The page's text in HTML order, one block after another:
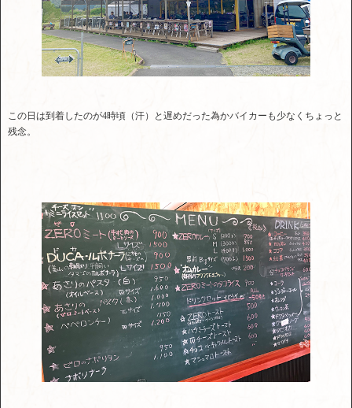
この日は到着したのが4時頃（汗）と遅めだった為かバイカーも少なくちょっと
残念。